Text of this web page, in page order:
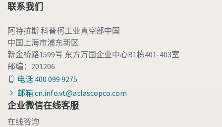
联系我们
阿特拉斯·科普柯工业真空部中国
中国上海市浦东新区
新金桥路1599号 东方万国企业中心B1栋401-403室
邮编：201206
电话 400 099 9275
邮箱 cn.info.vt@atlascopco.com
企业微信在线客服
在线咨询